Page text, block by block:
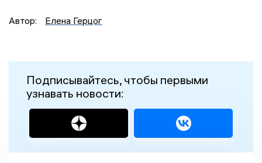
Автор: Елена Герцог
Подписывайтесь, чтобы первыми
узнавать новости: